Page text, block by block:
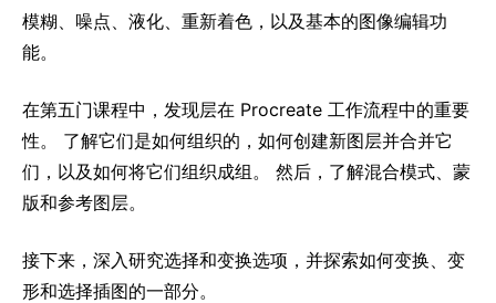
模糊、噪点、液化、重新着色，以及基本的图像编辑功
能。
在第五门课程中，发现层在 Procreate 工作流程中的重要
性。 了解它们是如何组织的，如何创建新图层并合并它
们，以及如何将它们组织成组。 然后，了解混合模式、蒙
版和参考图层。
接下来，深入研究选择和变换选项，并探索如何变换、变
形和选择插图的一部分。